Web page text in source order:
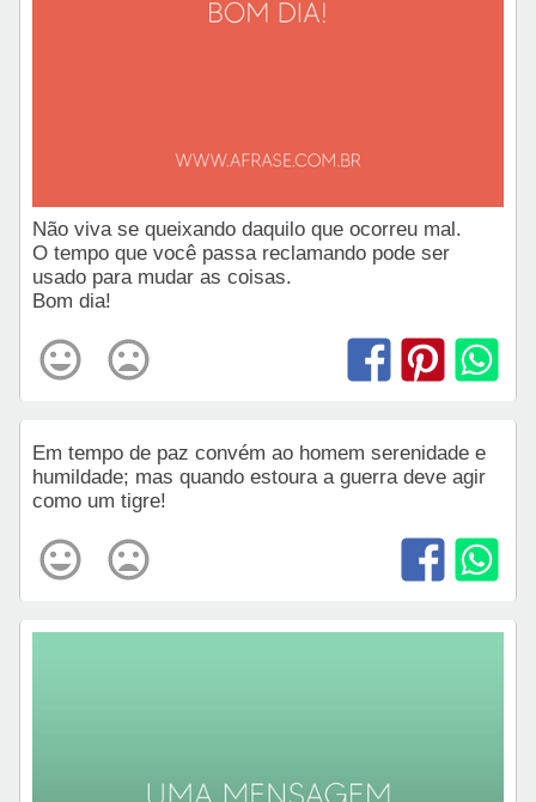
Não viva se queixando daquilo que ocorreu mal.
O tempo que você passa reclamando pode ser
usado para mudar as coisas.
Bom dia!
Em tempo de paz convém ao homem serenidade e
humildade; mas quando estoura a guerra deve agir
como um tigre!